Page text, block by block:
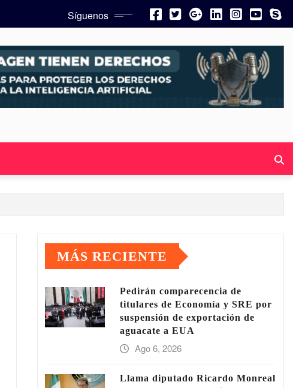
Síguenos
MÁS RECIENTE
Pedirán comparecencia de
titulares de Economía y SRE por
suspensión de exportación de
aguacate a EUA
Ago 6, 2026
Llama diputado Ricardo Monreal